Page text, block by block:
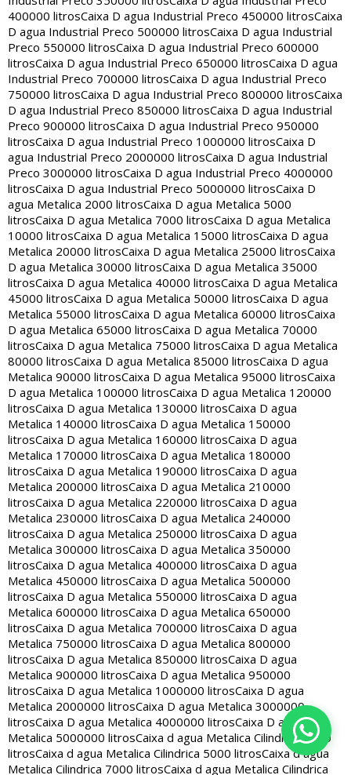
400000 litrosCaixa D agua Industrial Preco 450000 litrosCaixa
D agua Industrial Preco 500000 litrosCaixa D agua Industrial
Preco 550000 litrosCaixa D agua Industrial Preco 600000
litrosCaixa D agua Industrial Preco 650000 litrosCaixa D agua
Industrial Preco 700000 litrosCaixa D agua Industrial Preco
750000 litrosCaixa D agua Industrial Preco 800000 litrosCaixa
D agua Industrial Preco 850000 litrosCaixa D agua Industrial
Preco 900000 litrosCaixa D agua Industrial Preco 950000
litrosCaixa D agua Industrial Preco 1000000 litrosCaixa D
agua Industrial Preco 2000000 litrosCaixa D agua Industrial
Preco 3000000 litrosCaixa D agua Industrial Preco 4000000
litrosCaixa D agua Industrial Preco 5000000 litrosCaixa D
agua Metalica 2000 litrosCaixa D agua Metalica 5000
litrosCaixa D agua Metalica 7000 litrosCaixa D agua Metalica
10000 litrosCaixa D agua Metalica 15000 litrosCaixa D agua
Metalica 20000 litrosCaixa D agua Metalica 25000 litrosCaixa
D agua Metalica 30000 litrosCaixa D agua Metalica 35000
litrosCaixa D agua Metalica 40000 litrosCaixa D agua Metalica
45000 litrosCaixa D agua Metalica 50000 litrosCaixa D agua
Metalica 55000 litrosCaixa D agua Metalica 60000 litrosCaixa
D agua Metalica 65000 litrosCaixa D agua Metalica 70000
litrosCaixa D agua Metalica 75000 litrosCaixa D agua Metalica
80000 litrosCaixa D agua Metalica 85000 litrosCaixa D agua
Metalica 90000 litrosCaixa D agua Metalica 95000 litrosCaixa
D agua Metalica 100000 litrosCaixa D agua Metalica 120000
litrosCaixa D agua Metalica 130000 litrosCaixa D agua
Metalica 140000 litrosCaixa D agua Metalica 150000
litrosCaixa D agua Metalica 160000 litrosCaixa D agua
Metalica 170000 litrosCaixa D agua Metalica 180000
litrosCaixa D agua Metalica 190000 litrosCaixa D agua
Metalica 200000 litrosCaixa D agua Metalica 210000
litrosCaixa D agua Metalica 220000 litrosCaixa D agua
Metalica 230000 litrosCaixa D agua Metalica 240000
litrosCaixa D agua Metalica 250000 litrosCaixa D agua
Metalica 300000 litrosCaixa D agua Metalica 350000
litrosCaixa D agua Metalica 400000 litrosCaixa D agua
Metalica 450000 litrosCaixa D agua Metalica 500000
litrosCaixa D agua Metalica 550000 litrosCaixa D agua
Metalica 600000 litrosCaixa D agua Metalica 650000
litrosCaixa D agua Metalica 700000 litrosCaixa D agua
Metalica 750000 litrosCaixa D agua Metalica 800000
litrosCaixa D agua Metalica 850000 litrosCaixa D agua
Metalica 900000 litrosCaixa D agua Metalica 950000
litrosCaixa D agua Metalica 1000000 litrosCaixa D agua
Metalica 2000000 litrosCaixa D agua Metalica 3000000
litrosCaixa D agua Metalica 4000000 litrosCaixa D agua
Metalica 5000000 litrosCaixa d agua Metalica Cilindrica 2000
litrosCaixa d agua Metalica Cilindrica 5000 litrosCaixa d agua
Metalica Cilindrica 7000 litrosCaixa d agua Metalica Cilindrica